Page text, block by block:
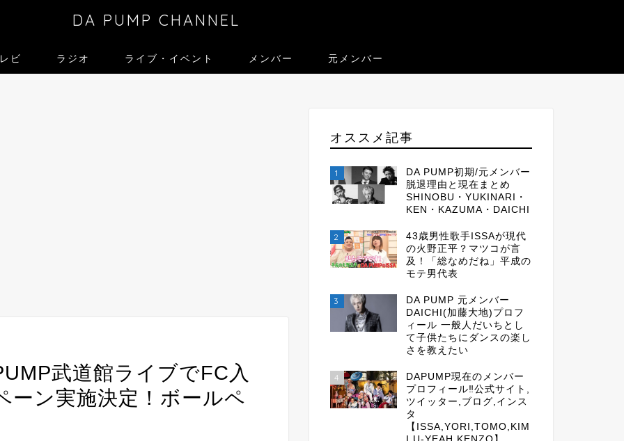
DA PUMP CHANNEL
ビ ラジオ ライブ・イベント メンバー 元メンバー
武道館ライブでFC入
ーン実施決定！ボールペ
オススメ記事
1
DA PUMP初期/元メンバー
脱退理由と現在まとめ
SHINOBU・YUKINARI・
KEN・KAZUMA・DAICHI
2
43歳男性歌手ISSAが現代
の火野正平？マツコが言
及！「総なめだね」平成の
モテ男代表
3
DA PUMP 元メンバー
DAICHI(加藤大地)プロフ
ィール 一般人だいちとし
て子供たちにダンスの楽し
さを教えたい
4
DAPUMP現在のメンバー
プロフィール‼公式サイト,
ツイッター,ブログ,インス
タ
【ISSA,YORI,TOMO,KIM